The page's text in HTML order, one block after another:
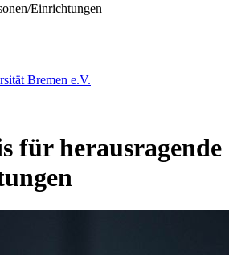
Einrichtungen
Bremen e.V.
für herausragende